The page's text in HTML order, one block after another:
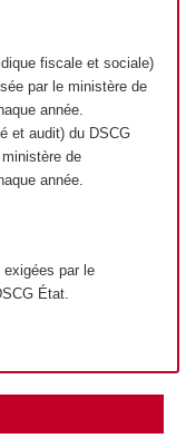
fiscale et sociale)
par le ministère de
année.
et audit) du DSCG
de
année.
par le
État.